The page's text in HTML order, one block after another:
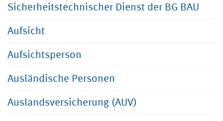
Sicherheitstechnischer Dienst der BG BAU
Aufsicht
Aufsichtsperson
Ausländische Personen
Auslandsversicherung (AUV)